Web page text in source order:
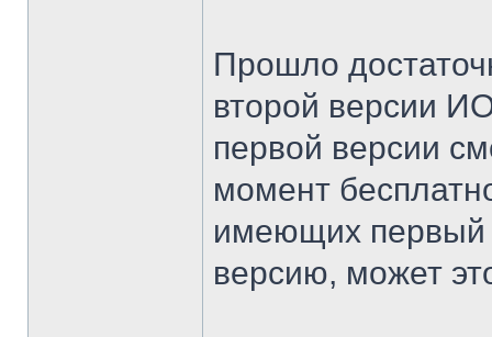
Прошло
второй версии
первой версии
момент
имеющих первый
версию, может